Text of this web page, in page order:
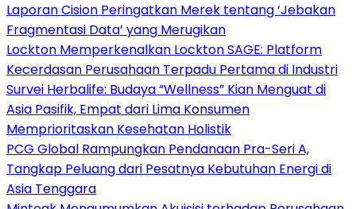
Laporan Cision Peringatkan Merek tentang ‘Jebakan
Fragmentasi Data’ yang Merugikan
Lockton Memperkenalkan Lockton SAGE: Platform
Kecerdasan Perusahaan Terpadu Pertama di Industri
Survei Herbalife: Budaya “Wellness” Kian Menguat di
Asia Pasifik, Empat dari Lima Konsumen
Memprioritaskan Kesehatan Holistik
PCG Global Rampungkan Pendanaan Pra-Seri A,
Tangkap Peluang dari Pesatnya Kebutuhan Energi di
Asia Tenggara